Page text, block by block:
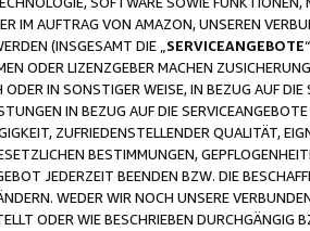
IM AUFTRAG VON AMAZON, UNSEREN
(INSGESAMT DIE „ SERVICEANGEBOTE
ODER LIZENZGEBER MACHEN
ODER IN SONSTIGER WEISE, IN BEZUG AUF
IN BEZUG AUF DIE
ZUFRIEDENSTELLENDER QUALITÄT,
BESTIMMUNGEN,
JEDERZEIT BEENDEN BZW. DIE
WEDER WIR NOCH UNSERE
ODER WIE BESCHRIEBEN